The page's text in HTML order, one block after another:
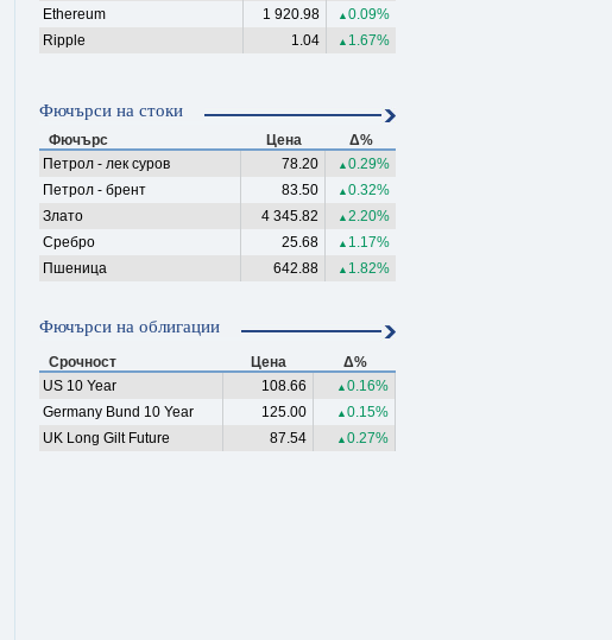
Ethereum
1 920.98 ▲ 0.09%
Ripple
1.04 ▲ 1.67%
Фючърси на стоки
Фючърс Цена
Δ%
Петрол - лек суров
78.20 ▲ 0.29%
Петрол - брент
83.50 ▲ 0.32%
Злато
4 345.82 ▲ 2.20%
Сребро
25.68 ▲ 1.17%
Пшеница
642.88 ▲ 1.82%
Фючърси на облигации
Срочност Цена
Δ%
US 10 Year
108.66 ▲ 0.16%
Germany Bund 10 Year
125.00 ▲ 0.15%
UK Long Gilt Future
87.54 ▲ 0.27%